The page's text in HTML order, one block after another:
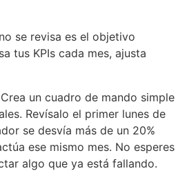
se revisa es el objetivo
tus KPIs cada mes, ajusta
Crea un cuadro de mando simple
Revísalo el primer lunes de
se desvía más de un 20%
ese mismo mes. No esperes
algo que ya está fallando.